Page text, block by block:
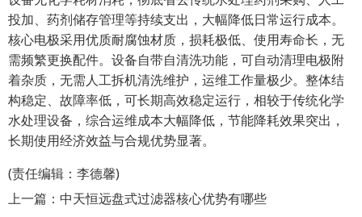
投加、药剂储存管理等持续支出，大幅降低日常运行成本。
核心电极采用优质耐腐蚀材质，损耗极低、使用寿命长，无
需频繁更换配件。设备自带自清洗功能，可自动清理电极附
着杂质，无需人工拆机清洗维护，运维工作量极少。整体结
构稳定、故障率低，可长期高效稳定运行，相较于传统化学
水处理设备，综合运维成本大幅降低，节能降耗效果突出，
长期使用经济效益与合规优势显著。
(责任编辑：李德馨)
上一篇： 中天恒远盘式过滤器核心优势有哪些